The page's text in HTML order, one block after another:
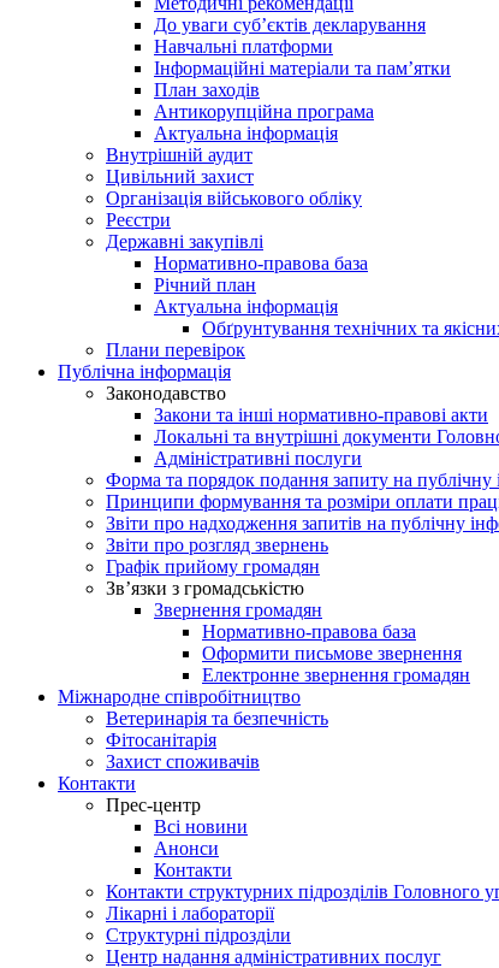
До уваги суб’єктів декларування
Навчальні платформи
Інформаційні матеріали та пам’ятки
План заходів
Антикорупційна програма
Актуальна інформація
Внутрішній аудит
Цивільний захист
Організація військового обліку
Реєстри
Державні закупівлі
Нормативно-правова база
Річний план
Актуальна інформація
Обґрунтування технічних та
Плани перевірок
Публічна інформація
Законодавство
Закони та інші нормативно-правові акти
Локальні та внутрішні документи
Адміністративні послуги
Форма та порядок подання запиту на публічну
Принципи формування та розміри оплати
Звіти про надходження запитів на публічну
Звіти про розгляд звернень
Графік прийому громадян
Зв’язки з громадськістю
Звернення громадян
Нормативно-правова база
Оформити письмове звернення
Електронне звернення громадян
Міжнародне співробітництво
Ветеринарія та безпечність
Фітосанітарія
Захист споживачів
Контакти
Прес-центр
Всі новини
Анонси
Контакти
Контакти структурних підрозділів Головного
Лікарні і лабораторії
Структурні підрозділи
Центр надання адміністративних послуг